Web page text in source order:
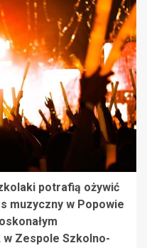
potrafią ożywić
muzyczny w Popowie
w Zespole Szkolno-